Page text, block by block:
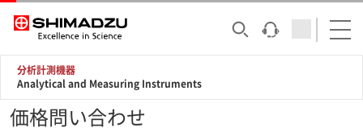
分析計測機器
Analytical and Measuring Instruments
価格問い合わせ